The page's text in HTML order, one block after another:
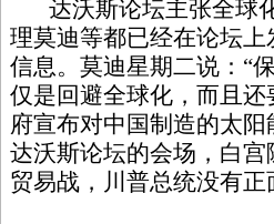
达沃斯论坛主张全球
理莫迪等都已经在论坛
信息。莫迪星期二说：“
仅是回避全球化，而且
府宣布对中国制造的太
达沃斯论坛的会场，白
贸易战，川普总统没有正